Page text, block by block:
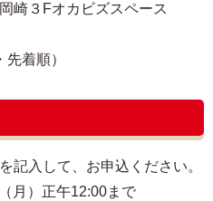
オカビズスペース
着順）
記入して、お申込ください。
月）正午12:00まで